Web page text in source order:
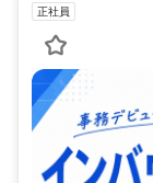
正社員